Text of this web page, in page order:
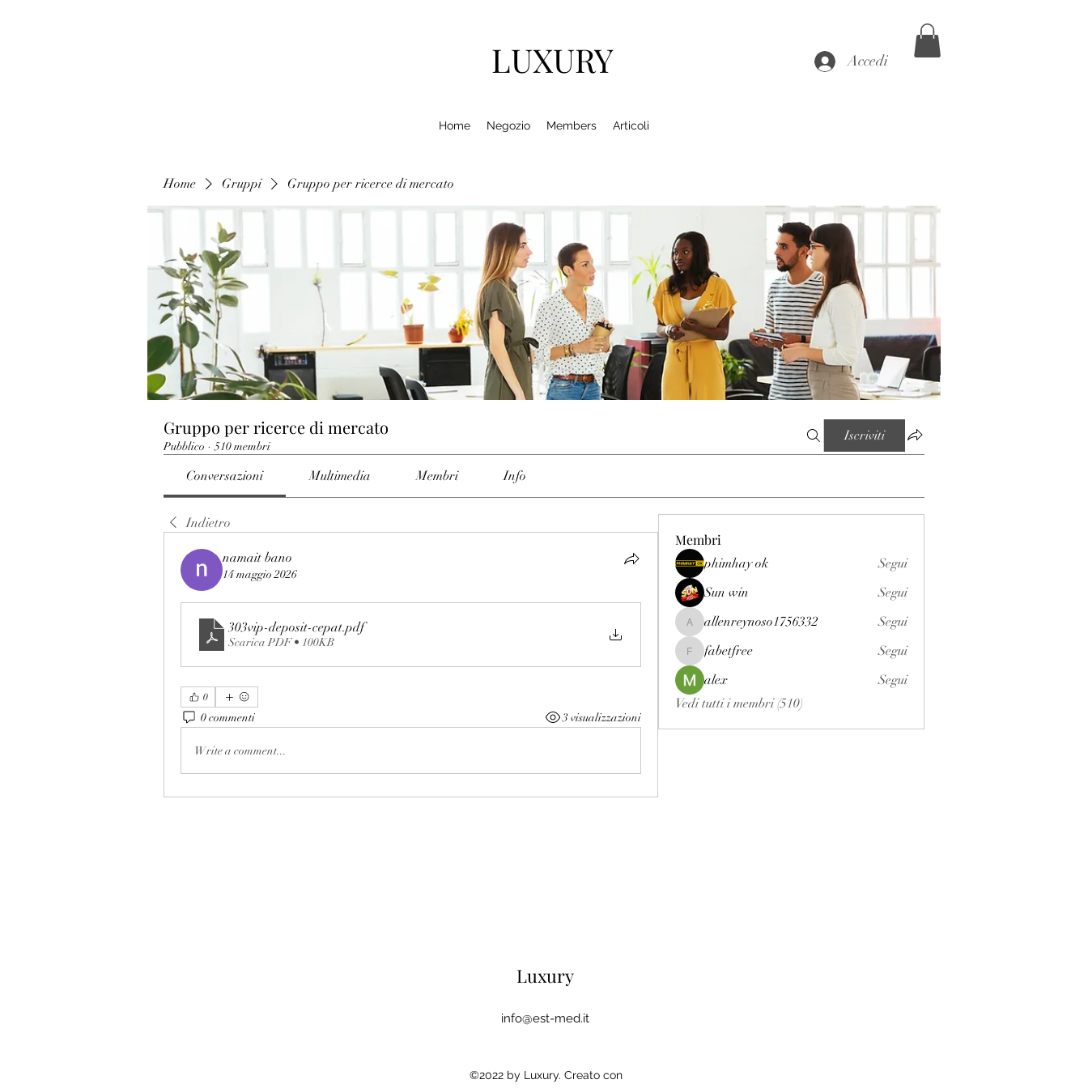
LUXURY Accedi
Home Negozio Members Articoli
Home Gruppi Gruppo per ricerce di mercato
Gruppo per ricerce di mercato
Pubblico · 510 membri
Iscriviti
Conversazioni Multimedia Membri Info
Indietro
namait bano
14 maggio 2026
303vip-deposit-cepat.pdf
Scarica PDF • 100KB
0
0 commenti 3 visualizzazioni
Write a comment...
Membri
phimhay ok
Segui
Sun win
Segui
allenreynoso1756332
allenreynoso1756332 Segui
fabetfree
fabetfree
Segui
alex
Segui
Vedi tutti i membri (510)
Luxury
info@est-med.it
©2022 by Luxury. Creato con